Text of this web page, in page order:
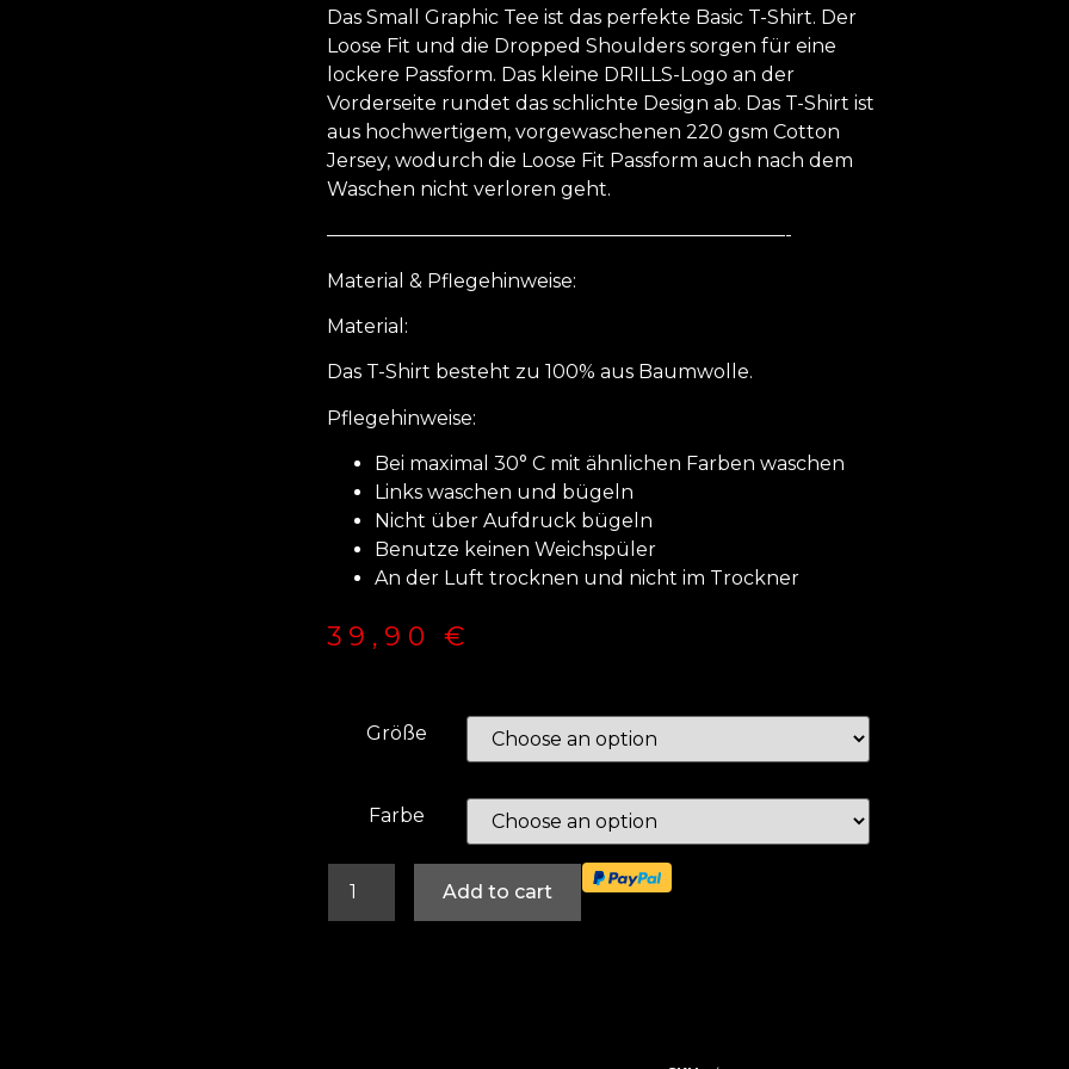
Das Small Graphic Tee ist das perfekte Basic T-Shirt. Der
Loose Fit und die Dropped Shoulders sorgen für eine
lockere Passform. Das kleine DRILLS-Logo an der
Vorderseite rundet das schlichte Design ab. Das T-Shirt ist
aus hochwertigem, vorgewaschenen 220 gsm Cotton
Jersey, wodurch die Loose Fit Passform auch nach dem
Waschen nicht verloren geht.
————————————————————————-
Material & Pflegehinweise:
Material:
Das T-Shirt besteht zu 100% aus Baumwolle.
Pflegehinweise:
Bei maximal 30° C mit ähnlichen Farben waschen
Links waschen und bügeln
Nicht über Aufdruck bügeln
Benutze keinen Weichspüler
An der Luft trocknen und nicht im Trockner
39,90€
Größe
Farbe
Add to cart